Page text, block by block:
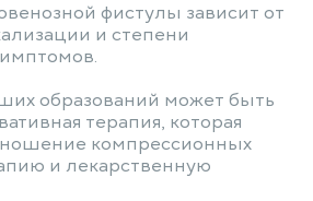
фистулы зависит от
и степени
образований может быть
терапия, которая
ношение компрессионных
и лекарственную